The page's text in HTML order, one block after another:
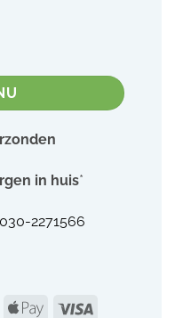
| afdekhoes | bevalbad
in huis*
030-2271566
Apple
Visa